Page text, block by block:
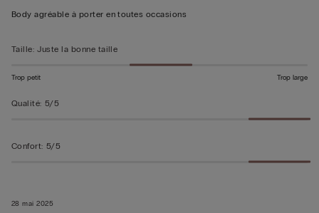
28 mai 2025
Body agréable à porter en toutes occasions
Taille: Juste la bonne taille
Trop petit Trop large
Qualité: 5/5
Confort: 5/5